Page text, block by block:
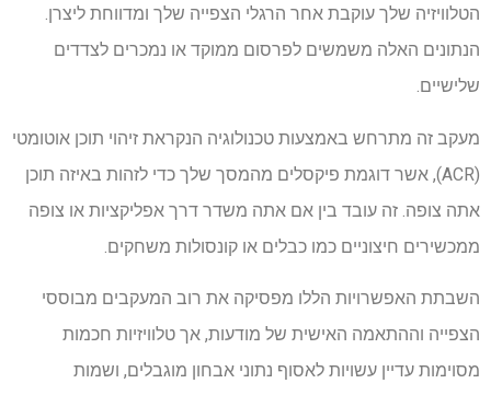
הטלוויזיה שלך עוקבת אחר הרגלי הצפייה שלך ומדווחת ליצרן.
הנתונים האלה משמשים לפרסום ממוקד או נמכרים לצדדים
שלישיים.
מעקב זה מתרחש באמצעות טכנולוגיה הנקראת זיהוי תוכן אוטומטי
(ACR), אשר דוגמת פיקסלים מהמסך שלך כדי לזהות באיזה תוכן
אתה צופה. זה עובד בין אם אתה משדר דרך אפליקציות או צופה
ממכשירים חיצוניים כמו כבלים או קונסולות משחקים.
השבתת האפשרויות הללו מפסיקה את רוב המעקבים מבוססי
הצפייה וההתאמה האישית של מודעות, אך טלוויזיות חכמות
מסוימות עדיין עשויות לאסוף נתוני אבחון מוגבלים, ושמות